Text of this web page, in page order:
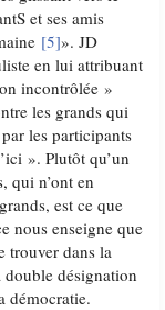
et ses amis
[5]». JD
en lui attribuant
incontrôlée »
les grands qui
les participants
». Plutôt qu’un
qui n’ont en
est ce que
nous enseigne que
trouver dans la
double désignation
démocratie.